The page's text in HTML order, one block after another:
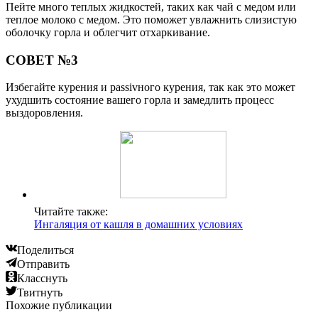
Пейте много теплых жидкостей, таких как чай с медом или
теплое молоко с медом. Это поможет увлажнить слизистую
оболочку горла и облегчит отхаркивание.
СОВЕТ №3
Избегайте курения и passivного курения, так как это может
ухудшить состояние вашего горла и замедлить процесс
выздоровления.
Читайте также:
Ингаляция от кашля в домашних условиях
Поделиться
Отправить
Класснуть
Твитнуть
Похожие публикации